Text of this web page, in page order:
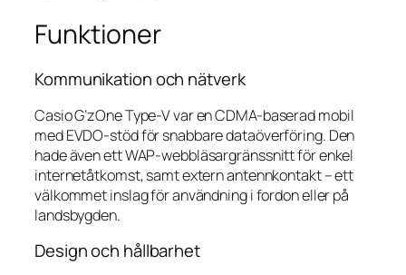
Funktioner
Kommunikation och nätverk
Casio G’zOne Type-V var en CDMA-baserad mobil
med EVDO-stöd för snabbare dataöverföring. Den
hade även ett WAP-webbläsargränssnitt för enkel
internetåtkomst, samt extern antennkontakt – ett
välkommet inslag för användning i fordon eller på
landsbygden.
Design och hållbarhet